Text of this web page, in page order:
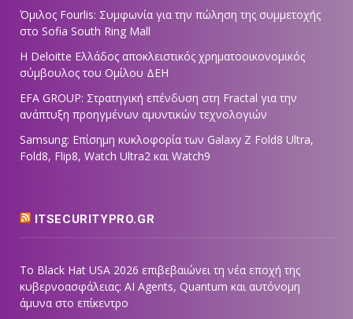
Όμιλος Fourlis: Συμφωνία για την πώληση της συμμετοχής
στο Sofia South Ring Mall
Η Deloitte Ελλάδος αποκλειστικός χρηματοοικονομικός
σύμβουλος του Ομίλου ΔΕΗ
EFA GROUP: Στρατηγική επένδυση στη Fractal για την
ανάπτυξη προηγμένων αμυντικών τεχνολογιών
Samsung: Επίσημη κυκλοφορία των Galaxy Z Fold8 Ultra,
Fold8, Flip8, Watch Ultra2 και Watch9
ITSECURITYPRO.GR
Το Black Hat USA 2026 επιβεβαιώνει τη νέα εποχή της
κυβερνοασφάλειας: AI Agents, Quantum και αυτόνομη
άμυνα στο επίκεντρο